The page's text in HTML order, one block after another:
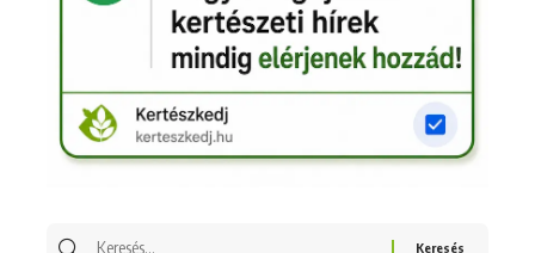
Keresés